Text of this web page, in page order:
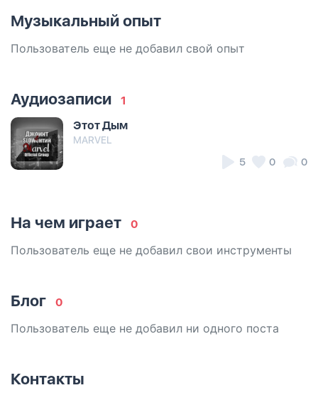
Музыкальный опыт
Пользователь еще не добавил свой опыт
Аудиозаписи
1
Этот Дым
MARVEL
5 0 0
На чем играет 0
Пользователь еще не добавил свои инструменты
Блог 0
Пользователь еще не добавил ни одного поста
Контакты